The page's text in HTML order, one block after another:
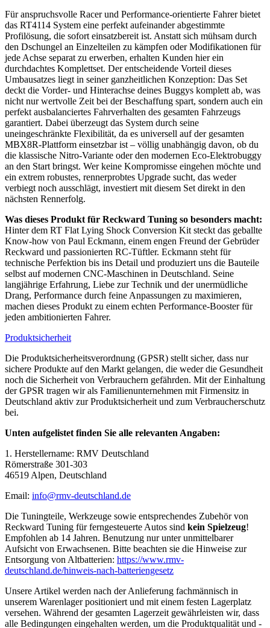
Für anspruchsvolle Racer und Performance-orientierte Fahrer bietet
das RT4114 System eine perfekt aufeinander abgestimmte
Profilösung, die sofort einsatzbereit ist. Anstatt sich mühsam durch
den Dschungel an Einzelteilen zu kämpfen oder Modifikationen für
jede Achse separat zu erwerben, erhalten Kunden hier ein
durchdachtes Komplettset. Der entscheidende Vorteil dieses
Umbausatzes liegt in seiner ganzheitlichen Konzeption: Das Set
deckt die Vorder- und Hinterachse deines Buggys komplett ab, was
nicht nur wertvolle Zeit bei der Beschaffung spart, sondern auch ein
perfekt ausbalanciertes Fahrverhalten des gesamten Fahrzeugs
garantiert. Dabei überzeugt das System durch seine
uneingeschränkte Flexibilität, da es universell auf der gesamten
MBX8R-Plattform einsetzbar ist – völlig unabhängig davon, ob du
die klassische Nitro-Variante oder den modernen Eco-Elektrobuggy
an den Start bringst. Wer keine Kompromisse eingehen möchte und
ein extrem robustes, rennerprobtes Upgrade sucht, das weder
verbiegt noch ausschlägt, investiert mit diesem Set direkt in den
nächsten Rennerfolg.
Was dieses Produkt für Reckward Tuning so besonders macht:
Hinter dem RT Flat Lying Shock Conversion Kit steckt das geballte
Know-how von Paul Eckmann, einem engen Freund der Gebrüder
Reckward und passionierten RC-Tüftler. Eckmann steht für
technische Perfektion bis ins Detail und produziert uns die Bauteile
selbst auf modernen CNC-Maschinen in Deutschland. Seine
langjährige Erfahrung, Liebe zur Technik und der unermüdliche
Drang, Performance durch feine Anpassungen zu maximieren,
machen dieses Produkt zu einem echten Performance-Booster für
jeden ambitionierten Fahrer.
Produktsicherheit
Die Produktsicherheitsverordnung (GPSR) stellt sicher, dass nur
sichere Produkte auf den Markt gelangen, die weder die Gesundheit
noch die Sicherheit von Verbrauchern gefährden. Mit der Einhaltung
der GPSR tragen wir als Familienunternehmen mit Firmensitz in
Deutschland aktiv zur Produktsicherheit und zum Verbraucherschutz
bei.
Unten aufgelistet finden Sie alle relevanten Angaben:
1. Herstellername: RMV Deutschland
Römerstraße 301-303
46519 Alpen, Deutschland
Email: info@rmv-deutschland.de
Die Tuningteile, Werkzeuge sowie entsprechendes Zubehör von
Reckward Tuning für ferngesteuerte Autos sind kein Spielzeug!
Empfohlen ab 14 Jahren. Benutzung nur unter unmittelbarer
Aufsicht von Erwachsenen. Bitte beachten sie die Hinweise zur
Entsorgung von Altbatterien: https://www.rmv-
deutschland.de/hinweis-nach-batteriengesetz
Unsere Artikel werden nach der Anlieferung fachmännisch in
unserem Warenlager positioniert und mit einem festen Lagerplatz
versehen. Während der gesamten Lagerzeit gewährleisten wir, dass
alle Bedingungen eingehalten werden, um die Produktqualität und -